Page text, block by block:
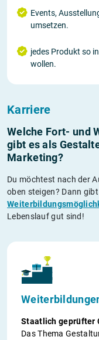
Events,
umsetzen.
jedes Produkt so
wollen.
Karriere
Welche Fort- und
gibt es als
Marketing?
Du möchtest nach der
oben steigen? Dann
Lebenslauf gut sind!
Staatlich geprüfter
Das Thema